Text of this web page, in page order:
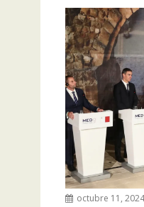
octubre 11, 2024